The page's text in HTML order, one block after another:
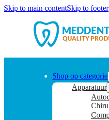
Skip to main contentSkip to footer
Shop op categorie
Apparatuur